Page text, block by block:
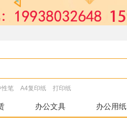
性笔 A4复印纸 打印纸
办公文具 办公用纸